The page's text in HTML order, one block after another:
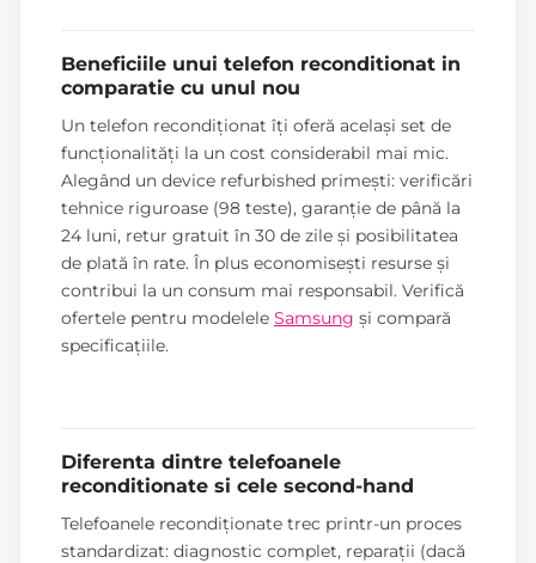
Beneficiile unui telefon reconditionat in
comparatie cu unul nou
Un telefon recondiționat îți oferă același set de
funcționalități la un cost considerabil mai mic.
Alegând un device refurbished primești: verificări
tehnice riguroase (98 teste), garanție de până la
24 luni, retur gratuit în 30 de zile și posibilitatea
de plată în rate. În plus economisești resurse și
contribui la un consum mai responsabil. Verifică
ofertele pentru modelele Samsung și compară
specificațiile.
Diferenta dintre telefoanele
reconditionate si cele second-hand
Telefoanele recondiționate trec printr-un proces
standardizat: diagnostic complet, reparații (dacă